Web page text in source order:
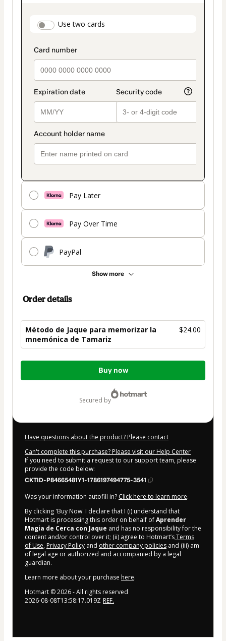
payment_data.section_title_v2
Use two cards
Pay Later
Pay Over Time
PayPal
Show more
method
Order details
Método de Jaque para memorizar la
mnemónica de Tamariz
$24.00
Total
Buy now
secured by
Have questions about the product? Please contact
Can't complete this purchase? Please visit our Help Center
If you need to submit a request to our support team, please
provide the code below:
CKTID-P84665481Y1-1786197494775-3541
Was your information autofill in? Click here to learn more.
By clicking 'Buy Now' I declare that I (i) understand that
Hotmart is processing this order on behalf ofAprender
Magia de Cerca con Jaque and has no responsibility for the
content and/or control over it; (ii) agree to Hotmart’sTerms
of Use, Privacy Policy and other company policies and (iii) am
of legal age or authorized and accompanied by a legal
guardian.
Learn more about your purchase here.
Hotmart ©2026- All rights reserved
2026-08-08T13:58:17.019Z REF.